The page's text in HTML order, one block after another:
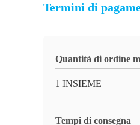
Termini di
Quantità di ordine
1 INSIEME
Tempi di consegna